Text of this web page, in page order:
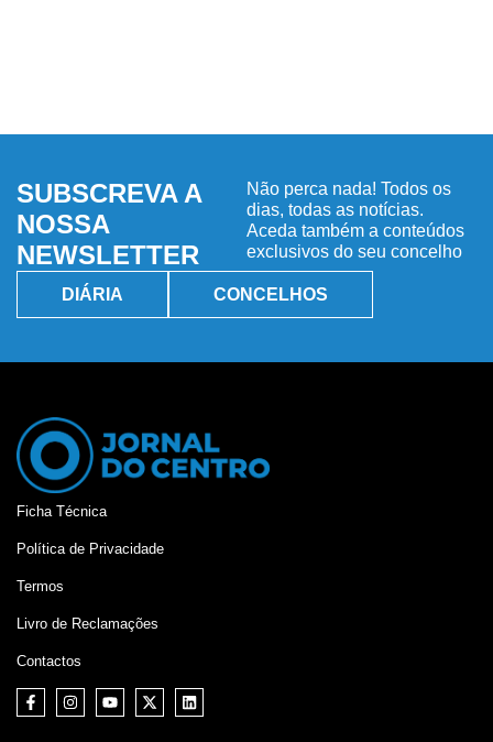
SUBSCREVA A
NOSSA
NEWSLETTER
Não perca nada! Todos os
dias, todas as notícias.
Aceda também a conteúdos
exclusivos do seu concelho
DIÁRIA CONCELHOS
Ficha Técnica
Política de Privacidade
Termos
Livro de Reclamações
Contactos